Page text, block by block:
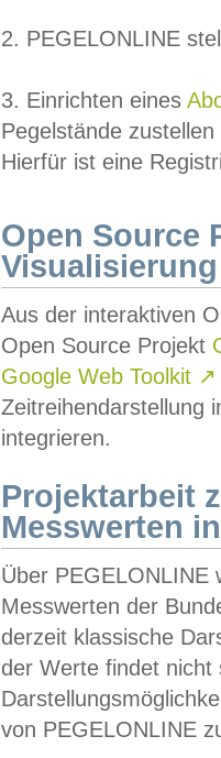
2. PEGELONLINE
3. Einrichten eines
Pegelstände
Hierfür ist eine
Open Source
Visualisierung
Aus der interaktiven
Open Source Projekt
Google Web Toolkit ↗
Zeitreihendarstellung
integrieren.
Projektarbeit
Messwerten
Über PEGELONLINE
Messwerten der
derzeit klassische
der Werte findet
von PEGELONLINE